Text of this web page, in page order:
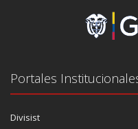
Portales
Divisist